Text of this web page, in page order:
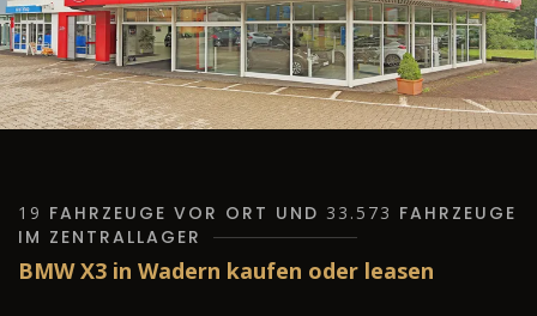
19 FAHRZEUGE VOR ORT UND 33.573 FAHRZEUGE
IM ZENTRALLAGER
BMW X3 in Wadern kaufen oder leasen